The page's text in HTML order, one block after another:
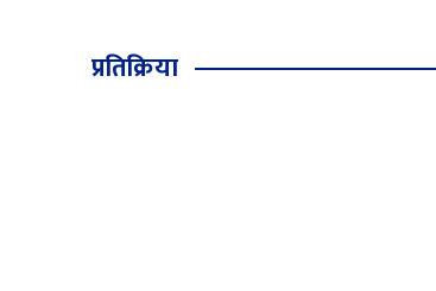
प्रतिक्रिया